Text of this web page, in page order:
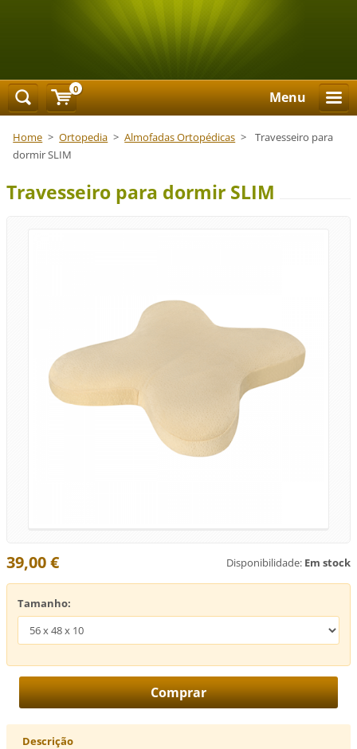
Menu
Home > Ortopedia > Almofadas Ortopédicas >
Travesseiro para
dormir SLIM
Travesseiro para dormir SLIM
Disponibilidade: Em stock
39,00 €
Tamanho:
Descrição
0